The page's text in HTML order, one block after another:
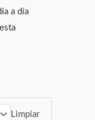
a día
Limpiar